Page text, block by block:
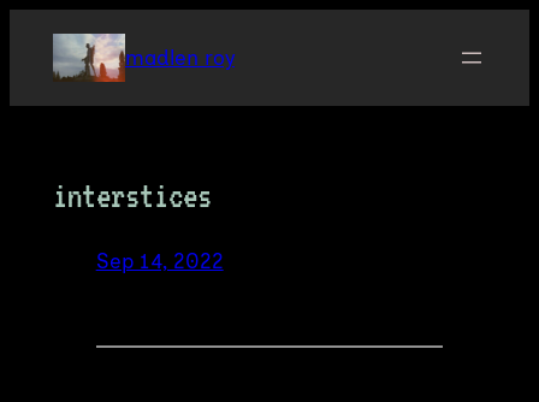
contenu
madlen roy
interstices
Sep 14, 2022